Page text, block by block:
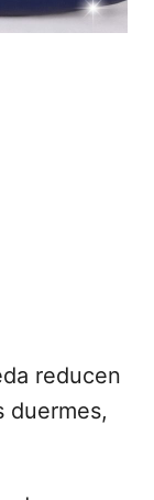
reducen
duermes,